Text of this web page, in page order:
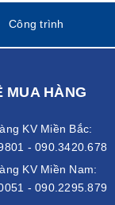
Công trình
MUA HÀNG
KV Miền Bắc:
- 090.3420.678
KV Miền Nam:
- 090.2295.879